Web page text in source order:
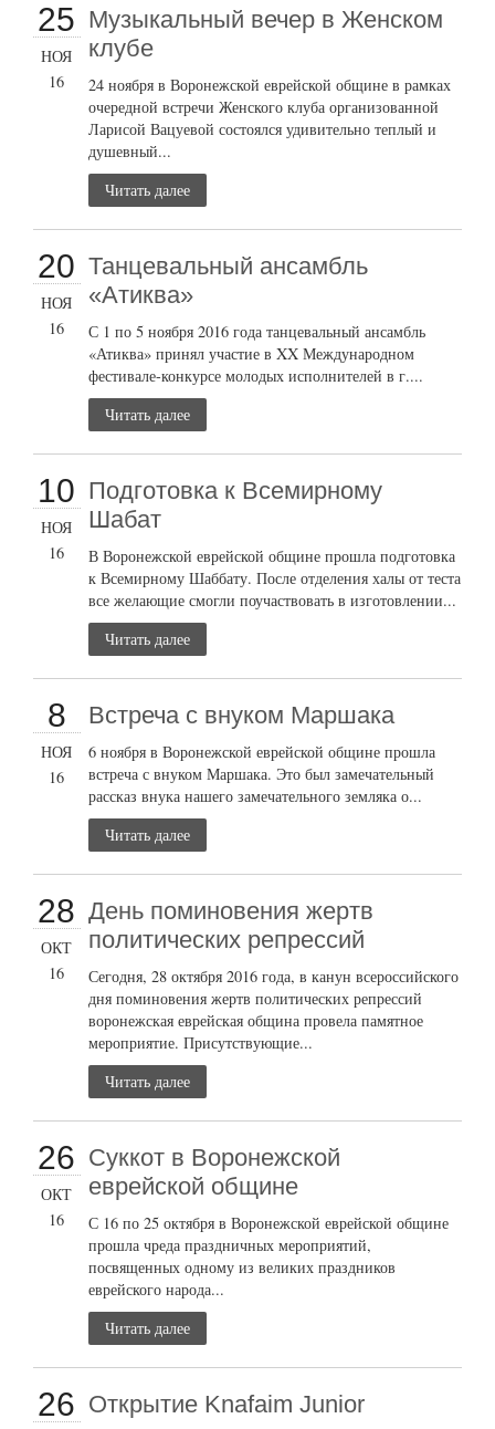
25
НОЯ
16
Музыкальный вечер в Женском
клубе
24 ноября в Воронежской еврейской общине в рамках
очередной встречи Женского клуба организованной
Ларисой Вацуевой состоялся удивительно теплый и
душевный...
Читать далее
20
НОЯ
16
Танцевальный ансамбль
«Атиква»
С 1 по 5 ноября 2016 года танцевальный ансамбль
«Атиква» принял участие в XX Международном
фестивале-конкурсе молодых исполнителей в г....
Читать далее
10
НОЯ
16
Подготовка к Всемирному
Шабат
В Воронежской еврейской общине прошла подготовка
к Всемирному Шаббату. После отделения халы от теста
все желающие смогли поучаствовать в изготовлении...
Читать далее
8
НОЯ
16
Встреча с внуком Маршака
6 ноября в Воронежской еврейской общине прошла
встреча с внуком Маршака. Это был замечательный
рассказ внука нашего замечательного земляка о...
Читать далее
28
ОКТ
16
День поминовения жертв
политических репрессий
Сегодня, 28 октября 2016 года, в канун всероссийского
дня поминовения жертв политических репрессий
воронежская еврейская община провела памятное
мероприятие. Присутствующие...
Читать далее
26
ОКТ
16
Суккот в Воронежской
еврейской общине
С 16 по 25 октября в Воронежской еврейской общине
прошла чреда праздничных мероприятий,
посвященных одному из великих праздников
еврейского народа...
Читать далее
26 Открытие Knafaim Junior